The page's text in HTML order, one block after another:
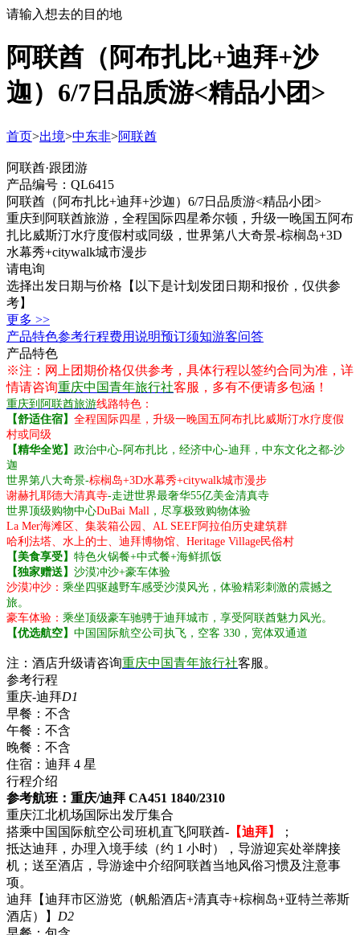
请输入想去的目的地
阿联酋（阿布扎比+迪拜+沙
迦）6/7日品质游<精品小团>
首页>出境>中东非>阿联酋
阿联酋·跟团游
产品编号：QL6415
阿联酋（阿布扎比+迪拜+沙迦）6/7日品质游<精品小团>
重庆到阿联酋旅游，全程国际四星希尔顿，升级一晚国五阿布
扎比威斯汀水疗度假村或同级，世界第八大奇景-棕榈岛+3D
水幕秀+citywalk城市漫步
请电询
选择出发日期与价格 【以下是计划发团日期和报价，仅供参
考】
更多 >>
产品特色参考行程费用说明预订须知游客问答
产品特色
※注：网上团期价格仅供参考，具体行程以签约合同为准，详
情请咨询重庆中国青年旅行社客服，多有不便请多包涵！
重庆到阿联酋旅游线路特色：
【舒适住宿】 全程国际四星，升级一晚国五阿布扎比威斯汀水疗度假
村或同级
【精华全览】 政治中心-阿布扎比，经济中心-迪拜，中东文化之都-沙
迦
世界第八大奇景-棕榈岛+3D水幕秀+citywalk城市漫步
谢赫扎耶德大清真寺-走进世界最奢华55亿美金清真寺
世界顶级购物中心DuBai Mall ，尽享极致购物体验
La Mer海滩区、集装箱公园、AL SEEF阿拉伯历史建筑群
哈利法塔、水上的士、迪拜博物馆、Heritage Village民俗村
【美食享受】 特色火锅餐+中式餐+海鲜抓饭
【独家赠送】 沙漠冲沙+豪车体验
沙漠冲沙： 乘坐四驱越野车感受沙漠风光，体验精彩刺激的震撼之
旅。
豪车体验： 乘坐顶级豪车驰骋于迪拜城市，享受阿联酋魅力风光。
【优选航空】 中国国际航空公司执飞，空客 330，宽体双通道
注：酒店升级请咨询重庆中国青年旅行社客服。
参考行程
重庆-迪拜D1
早餐： 不含
午餐： 不含
晚餐： 不含
住宿： 迪拜 4 星
行程介绍
参考航班：重庆/迪拜 CA451 1840/2310
重庆江北机场国际出发厅集合
搭乘中国国际航空公司班机直飞阿联酋- 【迪拜】
；
抵达迪拜，办理入境手续（约 1 小时），导游迎宾处举牌接
机；送至酒店，导游途中介绍阿联酋当地风俗习惯及注意事
项。
迪拜【迪拜市区游览（帆船酒店+清真寺+棕榈岛+亚特兰蒂斯
酒店）】 D2